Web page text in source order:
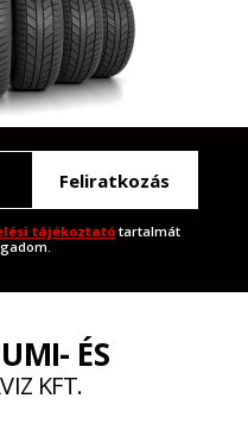
Feliratkozás
tájékoztatótartalmát
ÉS
KFT.